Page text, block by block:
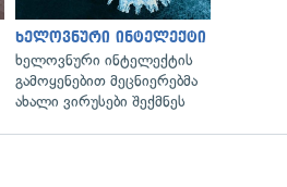
ხელოვნური ინტელექტი
ხელოვნური ინტელექტის
გამოყენებით მეცნიერებმა
ახალი ვირუსები შექმნეს